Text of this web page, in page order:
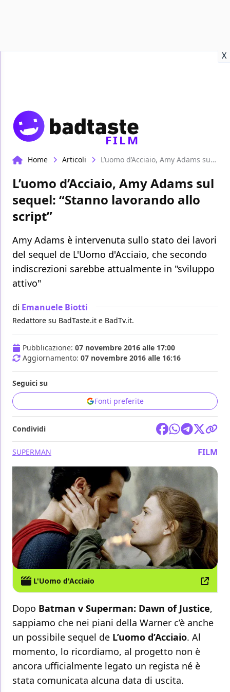
X
FILM
Home Articoli L’uomo d’Acciaio, Amy Adams sul sequel: “Stanno lavorando allo script”
L’uomo d’Acciaio, Amy Adams sul
sequel: “Stanno lavorando allo
script”
Amy Adams è intervenuta sullo stato dei lavori
del sequel de L'Uomo d'Acciaio, che secondo
indiscrezioni sarebbe attualmente in "sviluppo
attivo"
di Emanuele Biotti
Redattore su BadTaste.it e BadTv.it.
Pubblicazione: 07 novembre 2016 alle 17:00
Aggiornamento: 07 novembre 2016 alle 16:16
Seguici su
Fonti preferite
Condividi
SUPERMAN FILM
L'Uomo d'Acciaio
Dopo Batman v Superman: Dawn of Justice,
sappiamo che nei piani della Warner c’è anche
un possibile sequel de L’uomo d’Acciaio. Al
momento, lo ricordiamo, al progetto non è
ancora ufficialmente legato un regista né è
stata comunicata alcuna data di uscita.